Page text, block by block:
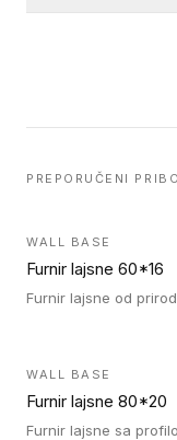
PREPORUČENI
WALL BASE
Furnir lajsne 60*16
Furnir lajsne od
WALL BASE
Furnir lajsne 80*20
Furnir lajsne sa